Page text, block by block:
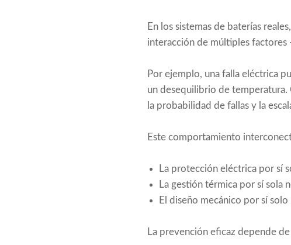
En los sistemas de baterías
interacción de múltiples
Por ejemplo, una falla eléctrica
un desequilibrio de temperatura.
la probabilidad de fallas y la
Este comportamiento
La protección eléctrica por sí
La gestión térmica por sí sola
El diseño mecánico por sí
La prevención eficaz depende